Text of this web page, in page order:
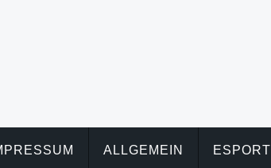
ALLGEMEIN ESPORT